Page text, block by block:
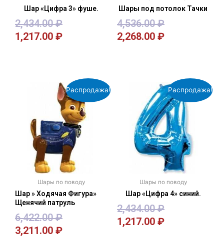
Шар «Цифра 3» фуше.
2,434.00₽
1,217.00 ₽
Шары под потолок Тачки
4,536.00₽
2,268.00 ₽
Распродажа!
Шары по поводу
Шар » Ходячая Фигура»
Щенячий патруль
6,422.00₽
3,211.00 ₽
Распродажа!
Шары по поводу
Шар «Цифра 4» синий.
2,434.00₽
1,217.00 ₽